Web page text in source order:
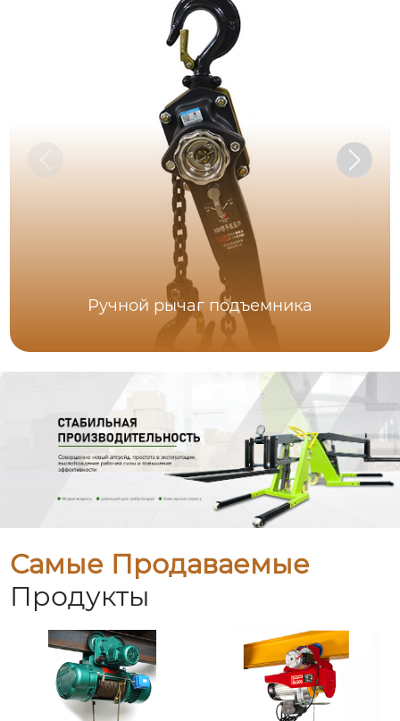
Ручной рычаг подъемника
Самые Продаваемые
Продукты